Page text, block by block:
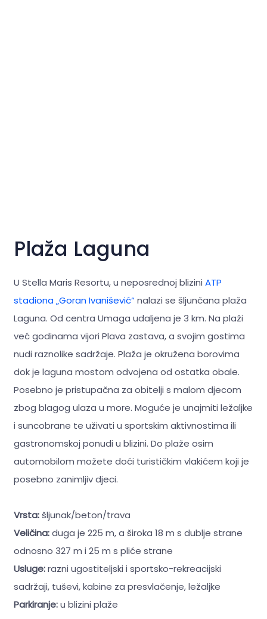
Plaža Laguna
U Stella Maris Resortu, u neposrednoj blizini ATP
stadiona „Goran Ivanišević“ nalazi se šljunčana plaža
Laguna. Od centra Umaga udaljena je 3 km. Na plaži
već godinama vijori Plava zastava, a svojim gostima
nudi raznolike sadržaje. Plaža je okružena borovima
dok je laguna mostom odvojena od ostatka obale.
Posebno je pristupačna za obitelji s malom djecom
zbog blagog ulaza u more. Moguće je unajmiti ležaljke
i suncobrane te uživati u sportskim aktivnostima ili
gastronomskoj ponudi u blizini. Do plaže osim
automobilom možete doći turističkim vlakićem koji je
posebno zanimljiv djeci.
Vrsta:šljunak/beton/trava
Veličina:duga je 225 m, a široka 18 m s dublje strane
odnosno 327 m i 25 m s pliće strane
Usluge:razni ugostiteljski i sportsko-rekreacijski
sadržaji, tuševi, kabine za presvlačenje, ležaljke
Parkiranje:u blizini plaže